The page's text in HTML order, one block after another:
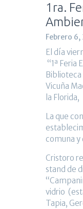
1ra.
Febrero 6,
El día
“1ª Feria
Vicuña
la Florida,
La que
comuna y
Cristoro
stand de
vidrio
Tapia,